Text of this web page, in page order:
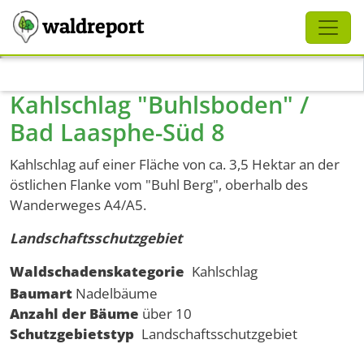
waldreport
Kahlschlag "Buhlsboden" /
Bad Laasphe-Süd 8
Kahlschlag auf einer Fläche von ca. 3,5 Hektar an der
östlichen Flanke vom "Buhl Berg", oberhalb des
Wanderweges A4/A5.
Landschaftsschutzgebiet
Waldschadenskategorie Kahlschlag
Baumart Nadelbäume
Anzahl der Bäume über 10
Schutzgebietstyp Landschaftsschutzgebiet
Schliessen